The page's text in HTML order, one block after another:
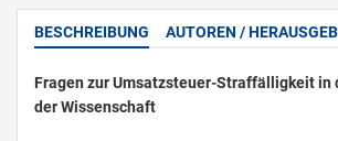
BESCHREIBUNG AUTOREN /
Fragen zur Umsatzsteuer-Straffälligkeit in
der Wissenschaft